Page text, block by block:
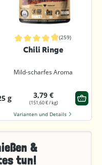
5 SternenDurchschnittliche Bewertung von
(259)
Chili Ringe
Mild-scharfes Aroma
g 3,79 €
(151,60 € / kg)
Varianten und Details
&
tun!